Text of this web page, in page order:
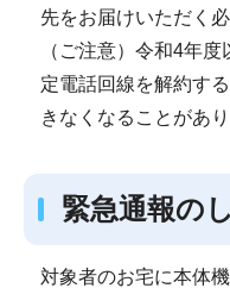
先をお届けいただく
（ご注意）令和4年
定電話回線を解約す
きなくなることがあり
緊急通報の
対象者のお宅に本体